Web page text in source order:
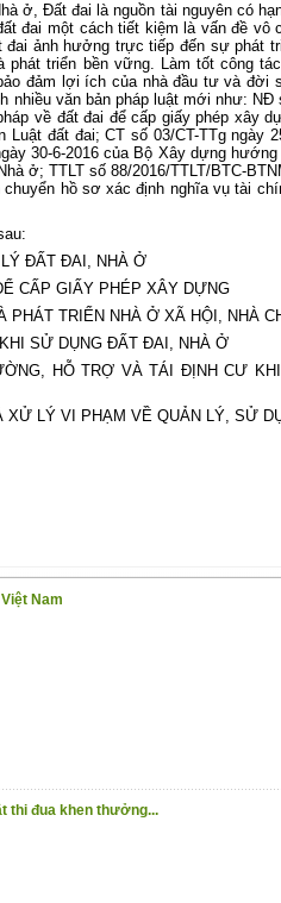
ở, Đất đai là nguồn tài nguyên có
đai một cách tiết kiệm là vấn đề vô
ảnh hưởng trực tiếp đến sự phát
phát triển bền vững. Làm tốt công
đảm lợi ích của nhà đầu tư và đời
nhiều văn bản pháp luật mới như: NĐ
về đất đai để cấp giấy phép xây
đất đai; CT số 03/CT-TTg ngày
30-6-2016 của Bộ Xây dựng
ở; TTLT số 88/2016/TTLT/BTC-
hồ sơ xác định nghĩa vụ tài
ĐẤT ĐAI, NHÀ Ở
CẤP GIẤY PHÉP XÂY DỰNG
PHÁT TRIỂN NHÀ Ở XÃ HỘI, NHÀ
SỬ DỤNG ĐẤT ĐAI, NHÀ Ở
HỖ TRỢ VÀ TÁI ĐỊNH CƯ
XỬ LÝ VI PHẠM VỀ QUẢN LÝ, SỬ
Nam
thi đua khen thưởng...